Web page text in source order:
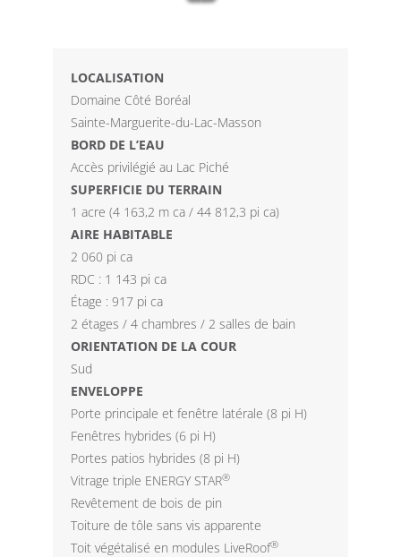
LOCALISATION
Domaine Côté Boréal
Sainte-Marguerite-du-Lac-Masson
BORD DE L’EAU
Accès privilégié au Lac Piché
SUPERFICIE DU TERRAIN
1 acre (4 163,2 m ca / 44 812,3 pi ca)
AIRE HABITABLE
2 060 pi ca
RDC : 1 143 pi ca
Étage : 917 pi ca
2 étages / 4 chambres / 2 salles de bain
ORIENTATION DE LA COUR
Sud
ENVELOPPE
Porte principale et fenêtre latérale (8 pi H)
Fenêtres hybrides (6 pi H)
Portes patios hybrides (8 pi H)
Vitrage triple ENERGY STAR®
Revêtement de bois de pin
Toiture de tôle sans vis apparente
Toit végétalisé en modules LiveRoof®